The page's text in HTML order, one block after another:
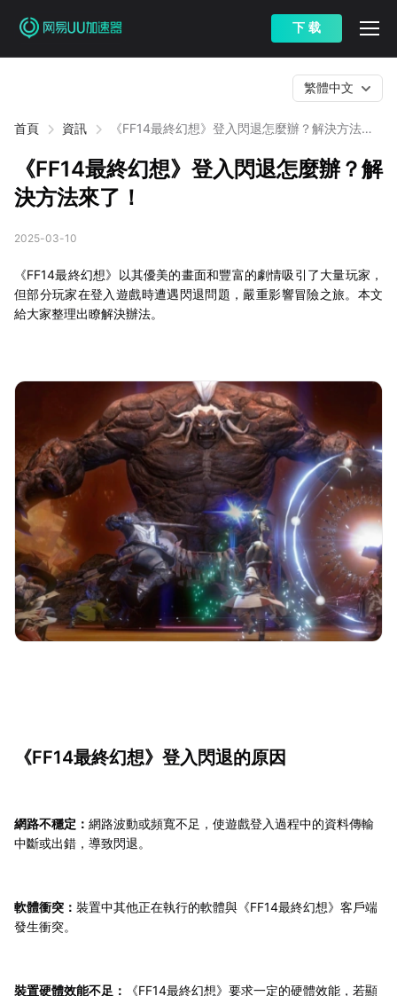
下 载
首頁 資訊
《FF14最終幻想》登入閃退怎麼辦？解決方法來
繁體中文
《FF14最終幻想》登入閃退怎麼辦？解
決方法來了！
2025-03-10
《FF14最終幻想》以其優美的畫面和豐富的劇情吸引了大量玩家，
但部分玩家在登入遊戲時遭遇閃退問題，嚴重影響冒險之旅。本文
給大家整理出瞭解決辦法。
《FF14最終幻想》登入閃退的原因
網路不穩定： 網路波動或頻寬不足，使遊戲登入過程中的資料傳輸
中斷或出錯，導致閃退。
軟體衝突： 裝置中其他正在執行的軟體與《FF14最終幻想》客戶端
發生衝突。
裝置硬體效能不足：
《FF14最終幻想》要求一定的硬體效能，若顯